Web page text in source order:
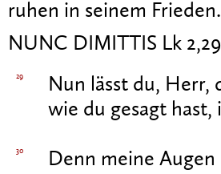
ruhen in seinem
NUNC DIMITTIS Lk
29
Nun lässt du, Herr,
wie du gesagt hast,
30 Denn meine